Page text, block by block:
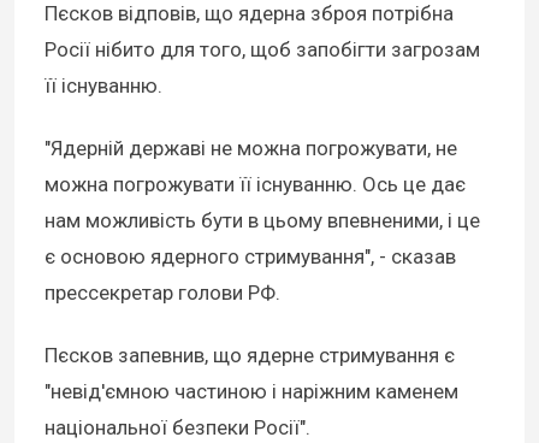
Пєсков відповів, що ядерна зброя потрібна
Росії нібито для того, щоб запобігти загрозам
її існуванню.
"Ядерній державі не можна погрожувати, не
можна погрожувати її існуванню. Ось це дає
нам можливість бути в цьому впевненими, і це
є основою ядерного стримування", - сказав
прессекретар голови РФ.
Пєсков запевнив, що ядерне стримування є
"невід'ємною частиною і наріжним каменем
національної безпеки Росії".